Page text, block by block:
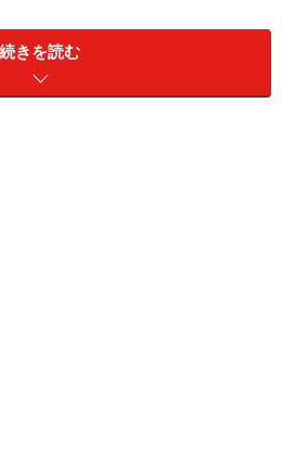
上もの人が大移動したという話
ん。この違いは何なのでしょ
ほど多くの人が一斉に台湾へ向
続きを読む